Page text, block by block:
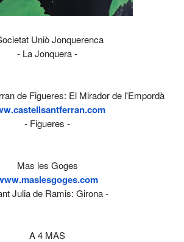
Uniò Jonquerenca
- La Jonquera -
de Figueres: El Mirador de l'Empordà
- Figueres -
Mas les Goges
Julia de Ramis: Girona -
A 4 MAS